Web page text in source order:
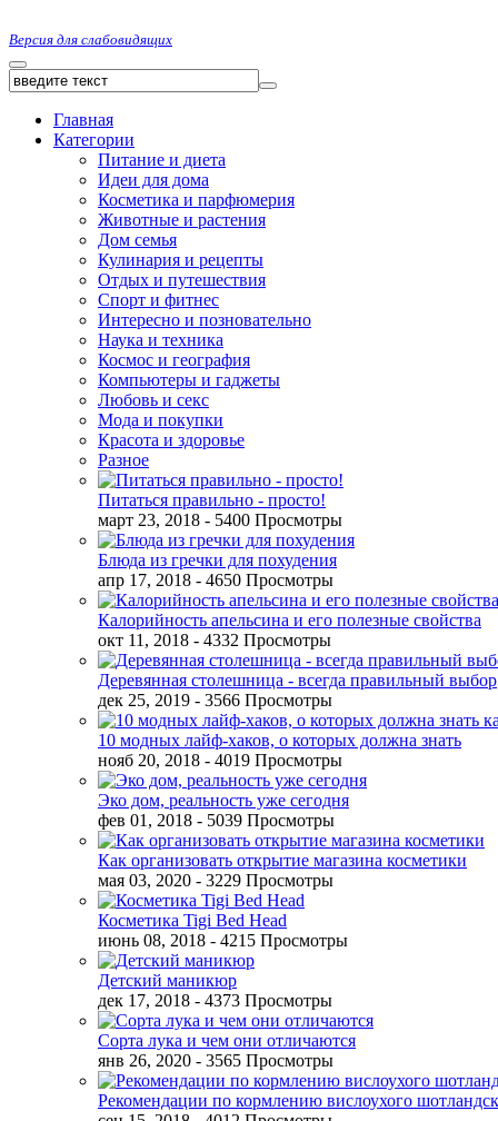
Версия для слабовидящих
Главная
Категории
Питание и диета
Идеи для дома
Косметика и парфюмерия
Животные и растения
Дом семья
Кулинария и рецепты
Отдых и путешествия
Спорт и фитнес
Интересно и позновательно
Наука и техника
Космос и география
Компьютеры и гаджеты
Любовь и секс
Мода и покупки
Красота и здоровье
Разное
Питаться правильно - просто!
март 23, 2018 - 5400 Просмотры
Блюда из гречки для похудения
апр 17, 2018 - 4650 Просмотры
Калорийность апельсина и его полезные свойства
окт 11, 2018 - 4332 Просмотры
Деревянная столешница - всегда правильный выбор
дек 25, 2019 - 3566 Просмотры
10 модных лайф-хаков, о которых должна знать
нояб 20, 2018 - 4019 Просмотры
Эко дом, реальность уже сегодня
фев 01, 2018 - 5039 Просмотры
Как организовать открытие магазина косметики
мая 03, 2020 - 3229 Просмотры
Косметика Tigi Bed Head
июнь 08, 2018 - 4215 Просмотры
Детский маникюр
дек 17, 2018 - 4373 Просмотры
Сорта лука и чем они отличаются
янв 26, 2020 - 3565 Просмотры
Рекомендации по кормлению вислоухого